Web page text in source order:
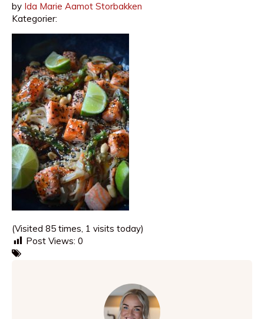
by Ida Marie Aamot Storbakken
Kategorier:
(Visited 85 times, 1 visits today)
Post Views: 0